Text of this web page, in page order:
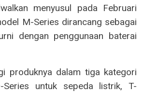
menyusul pada Februari
M-Series dirancang sebagai
dengan penggunaan baterai
produknya dalam tiga kategori
Series untuk sepeda listrik, T-